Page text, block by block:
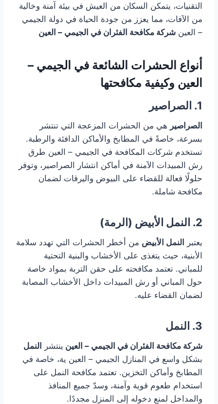
التقنيات، يتمكن السكان من العيش في بيئة آمنة وخالية
من الآفات، مما يعزز من جودة الحياة في دولة الجيمي
– العين شركة مكافحة الفئران في الجيمي – العين
أنواع الحشرات الشائعة في الجيمي –
العين وكيفية مكافحتها
1. الصراصير
الصراصير هي من الحشرات المزعجة التي تنتشر
بسرعة، خاصةً في المطابخ والأماكن الدافئة والرطبة.
تستخدم شركات المكافحة في الجيمي – العين طرق
رش المبيدات الآمنة في أماكن انتشار الصراصير، وتوفر
حلولًا فعالة للقضاء على البيوض واليرقات لضمان
مكافحة شاملة.
2. النمل الأبيض (الرمة)
يعتبر النمل الأبيض من أخطر الحشرات التي تهدد سلامة
الأبنية، حيث يتغذى على الأخشاب والبنية التحتية
للمباني. تعتمد مكافحته على حقن التربة بمواد خاصة
حول المباني أو رش المبيدات داخل الأخشاب المصابة
لضمان القضاء عليه.
3. النمل
شركة مكافحة الفئران في الجيمي – العين ينتشر النمل
بشكل واسع في المنازل الجيمي – العين ية، خاصة في
المطابخ وأماكن التخزين. تعتمد مكافحة النمل على
استخدام طعوم قوية وآمنة، وسدّ جميع المنافذ
والمداخل لمنع دخوله إلى المنزل مجددًا.